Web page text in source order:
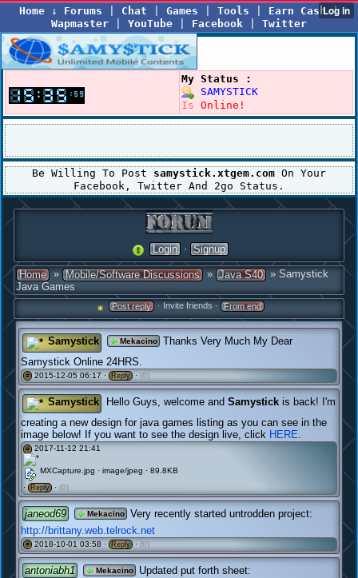
Home ↓ Forums Chat Games Tools Earn Cash|
Wapmaster
YouTube Facebook Twitter
My Status :
SAMYSTICK
Is Online!
Be Willing To Post samystick.xtgem.com On Your
Facebook, Twitter And 2go Status.
Login · Signup
Home » Mobile/Software Discussions » Java S40 » Samystick
Java Games
Post reply · Invite friends · From end
Samystick Mekacino
Thanks Very Much My Dear
Samystick Online 24HRS.
# 2015-12-05 06:17 · Reply · (0)
Samystick Hello Guys, welcome and Samystick is back! I'm
creating a new design for java games listing as you can see in the
image below! If you want to see the design live, click HERE.
# 2017-11-12 21:41
MXCapture.jpg · image/jpeg · 89.8KB
·
Reply · (0)
janeod69 Mekacino
Very recently started untrodden project:
http://brittany.web.telrock.net
# 2018-10-01 03:58 · Reply · (0)
antoniabh1 Mekacino
Updated put forth sheet: